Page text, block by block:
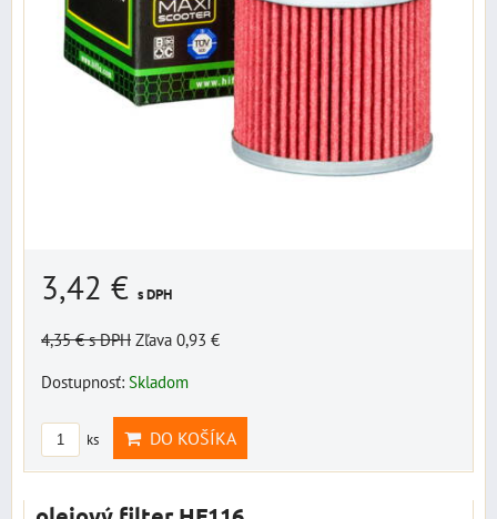
3,42 € s DPH
4,35 €s DPH Zľava 0,93 €
Dostupnosť: Skladom
ks DO KOŠÍKA